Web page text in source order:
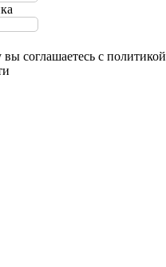
соглашаетесь с политикой